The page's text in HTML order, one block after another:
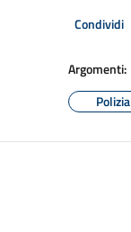
Condividi
Argomenti:
Polizia